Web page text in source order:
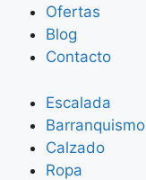
Ofertas
Blog
Contacto
Escalada
Barranquismo
Calzado
Ropa